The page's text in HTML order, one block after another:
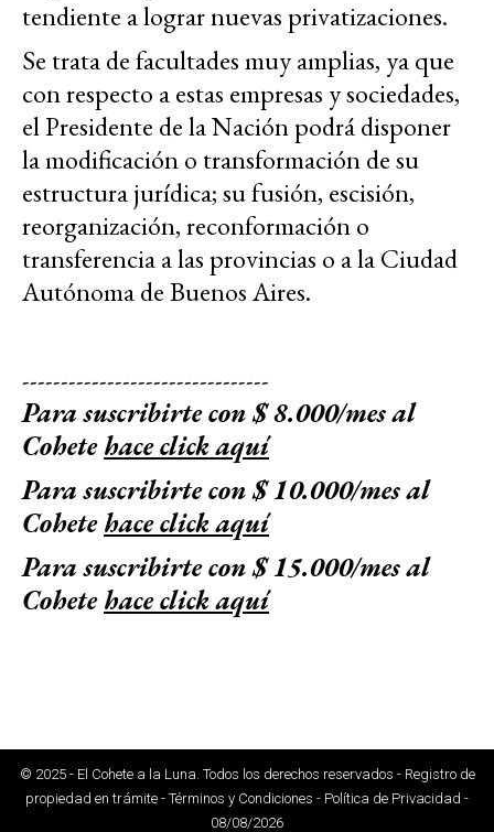
tendiente a lograr nuevas privatizaciones.
Se trata de facultades muy amplias, ya que
con respecto a estas empresas y sociedades,
el Presidente de la Nación podrá disponer
la modificación o transformación de su
estructura jurídica; su fusión, escisión,
reorganización, reconformación o
transferencia a las provincias o a la Ciudad
Autónoma de Buenos Aires.
--------------------------------
Para suscribirte con $ 8.000/mes al
Cohetehace click aquí
Para suscribirte con $ 10.000/mes al
Cohetehace click aquí
Para suscribirte con $ 15.000/mes al
Cohetehace click aquí
© 2025 - El Cohete a la Luna. Todos los derechos reservados - Registro de
propiedad en trámite - Términos y Condiciones - Política de Privacidad -
08/08/2026